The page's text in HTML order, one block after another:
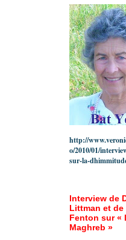
http://
o/2010/01/
sur-la-
Interview de
Littman et de
Fenton sur «
Maghreb »